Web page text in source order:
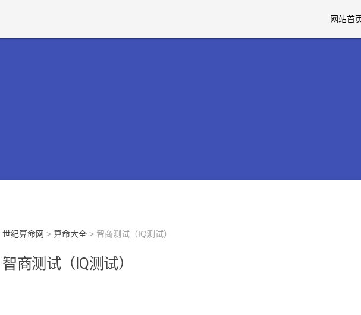
网站首
世纪算命网 >算命大全 > 智商测试（IQ测试）
智商测试（IQ测试）